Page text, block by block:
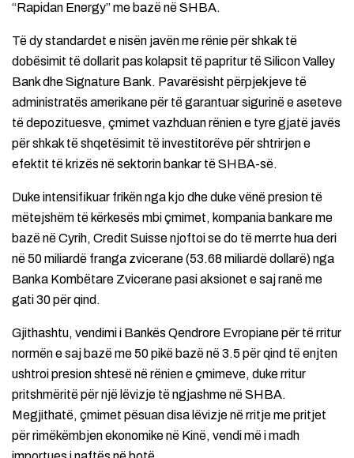
“Rapidan Energy” me bazë në SHBA.
Të dy standardet e nisën javën me rënie për shkak të
dobësimit të dollarit pas kolapsit të papritur të Silicon Valley
Bank dhe Signature Bank. Pavarësisht përpjekjeve të
administratës amerikane për të garantuar sigurinë e aseteve
të depozituesve, çmimet vazhduan rënien e tyre gjatë javës
për shkak të shqetësimit të investitorëve për shtrirjen e
efektit të krizës në sektorin bankar të SHBA-së.
Duke intensifikuar frikën nga kjo dhe duke vënë presion të
mëtejshëm të kërkesës mbi çmimet, kompania bankare me
bazë në Cyrih, Credit Suisse njoftoi se do të merrte hua deri
në 50 miliardë franga zvicerane (53.68 miliardë dollarë) nga
Banka Kombëtare Zvicerane pasi aksionet e saj ranë me
gati 30 për qind.
Gjithashtu, vendimi i Bankës Qendrore Evropiane për të rritur
normën e saj bazë me 50 pikë bazë në 3.5 për qind të enjten
ushtroi presion shtesë në rënien e çmimeve, duke rritur
pritshmëritë për një lëvizje të ngjashme në SHBA.
Megjithatë, çmimet pësuan disa lëvizje në rritje me pritjet
për rimëkëmbjen ekonomike në Kinë, vendi më i madh